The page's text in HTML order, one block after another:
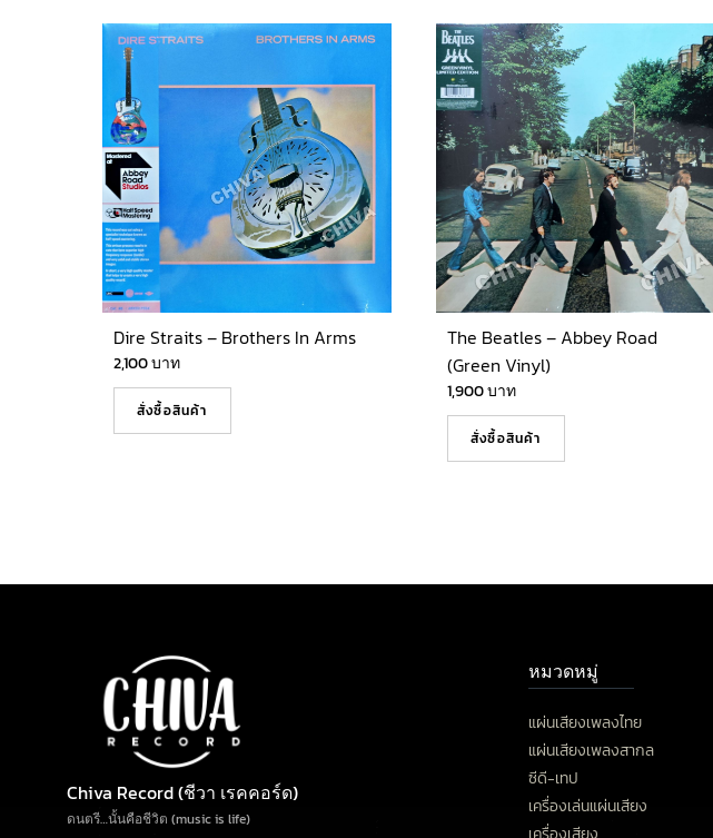
Dire Straits – Brothers In Arms
2,100บาท
สั่งซื้อสินค้า
The Beatles – Abbey Road
(Green Vinyl)
1,900บาท
สั่งซื้อสินค้า
Chiva Record (ชีวา เรคคอร์ด)
ดนตรี…นั้นคือชีวิต (music is life)
หมวดหมู่
แผ่นเสียงเพลงไทย
แผ่นเสียงเพลงสากล
ซีดี-เทป
เครื่องเล่นแผ่นเสียง